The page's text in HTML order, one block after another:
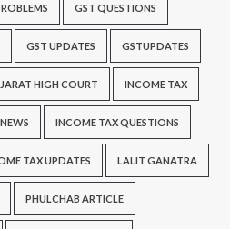
GST QUESTIONS
GST UPDATES GSTUPDATES
HIGH COURT INCOME TAX
INCOME TAX QUESTIONS
TAX UPDATES LALIT GANATRA
PHULCHAB ARTICLE